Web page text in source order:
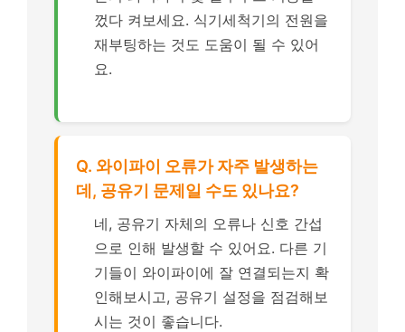
껐다 켜보세요. 식기세척기의 전원을
재부팅하는 것도 도움이 될 수 있어
요.
Q. 와이파이 오류가 자주 발생하는
데, 공유기 문제일 수도 있나요?
네, 공유기 자체의 오류나 신호 간섭
으로 인해 발생할 수 있어요. 다른 기
기들이 와이파이에 잘 연결되는지 확
인해보시고, 공유기 설정을 점검해보
시는 것이 좋습니다.